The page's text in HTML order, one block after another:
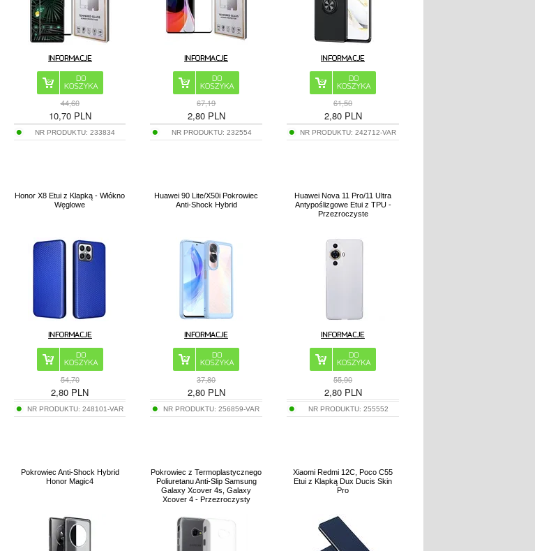
44,60
10,70PLN
NR PRODUKTU:233834
67,19
2,80PLN
NR PRODUKTU: 232554
61,50
2,80PLN
NR PRODUKTU:242712-VAR
Honor X8 Etui z Klapką - Włókno
Węglowe
54,70
2,80 PLN
NR PRODUKTU: 248101-VAR
Huawei 90 Lite/X50i Pokrowiec
Anti-Shock Hybrid
37,80
2,80PLN
NR PRODUKTU:256859-VAR
Huawei Nova 11 Pro/11 Ultra
Antypoślizgowe Etui z TPU -
Przezroczyste
55,90
2,80PLN
NR PRODUKTU: 255552
Pokrowiec Anti-Shock Hybrid
Honor Magic4
Pokrowiec z Termoplastycznego
Poliuretanu Anti-Slip Samsung
Galaxy Xcover 4s, Galaxy
Xcover 4 - Przezroczysty
Xiaomi Redmi 12C, Poco C55
Etui z Klapką Dux Ducis Skin
Pro